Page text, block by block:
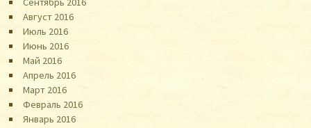
Август 2016
Июль 2016
Июнь 2016
Май 2016
Апрель 2016
Март 2016
Февраль 2016
Январь 2016